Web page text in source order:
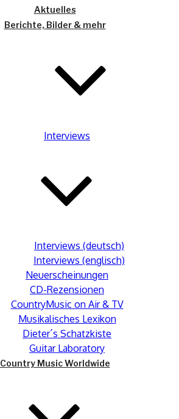
Aktuelles
Berichte, Bilder & mehr
Interviews
Interviews (deutsch)
Interviews (englisch)
Neuerscheinungen
CD-Rezensionen
CountryMusic on Air & TV
Musikalisches Lexikon
Dieter´s Schatzkiste
Guitar Laboratory
Country Music Worldwide